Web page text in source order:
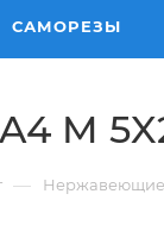
САМОРЕЗЫ
M
—